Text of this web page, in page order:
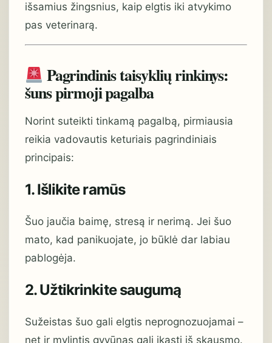
išsamius žingsnius, kaip elgtis iki atvykimo
pas veterinarą.
Pagrindinis taisyklių rinkinys:
šuns pirmoji pagalba
Norint suteikti tinkamą pagalbą, pirmiausia
reikia vadovautis keturiais pagrindiniais
principais:
1. Išlikite ramūs
Šuo jaučia baimę, stresą ir nerimą. Jei šuo
mato, kad panikuojate, jo būklė dar labiau
pablogėja.
2. Užtikrinkite saugumą
Sužeistas šuo gali elgtis neprognozuojamai –
net ir mylintis gyvūnas gali įkąsti iš skausmo.